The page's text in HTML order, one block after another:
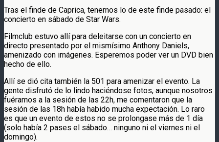
Tras el finde de Caprica, tenemos lo de este finde pasado: el
concierto en sábado de Star Wars.
Filmclub estuvo allí para deleitarse con un concierto en
directo presentado por el mismísimo Anthony Daniels,
amenizado con imágenes. Esperemos poder ver un DVD bien
hecho de ello.
Allí se dió cita también la 501 para amenizar el evento. La
gente disfrutó de lo lindo haciéndose fotos, aunque nosotros
fuéramos a la sesión de las 22h, me comentaron que la
sesión de las 18h había habido mucha expectación. Lo raro
es que un evento de estos no se prolongase más de 1 día
(solo había 2 pases el sábado… ninguno ni el viernes ni el
domingo).